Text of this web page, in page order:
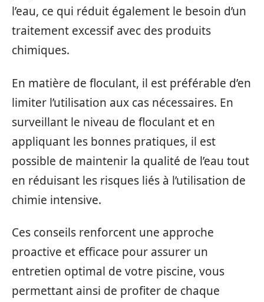
l’eau, ce qui réduit également le besoin d’un
traitement excessif avec des produits
chimiques.
En matière de floculant, il est préférable d’en
limiter l’utilisation aux cas nécessaires. En
surveillant le niveau de floculant et en
appliquant les bonnes pratiques, il est
possible de maintenir la qualité de l’eau tout
en réduisant les risques liés à l’utilisation de
chimie intensive.
Ces conseils renforcent une approche
proactive et efficace pour assurer un
entretien optimal de votre piscine, vous
permettant ainsi de profiter de chaque